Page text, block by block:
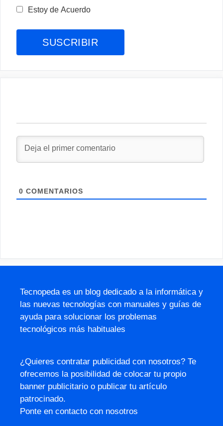
Estoy de Acuerdo
0 COMENTARIOS
Tecnopeda es un blog dedicado a la informática y
las nuevas tecnologías con manuales y guías de
ayuda para solucionar los problemas
tecnológicos más habituales
¿Quieres contratar publicidad con nosotros? Te
ofrecemos la posibilidad de colocar tu propio
banner publicitario o publicar tu artículo
patrocinado.
Ponte en contacto con nosotros